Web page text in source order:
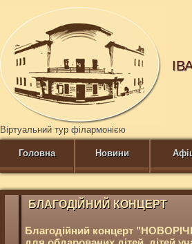
Віртуальний тур філармонією
Головна Новини
БЛАГОДІЙНИЙ КОНЦЕРТ
Благодійний концерт